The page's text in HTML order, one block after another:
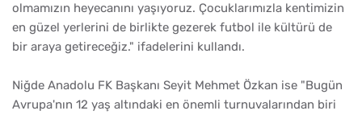
olmamızın heyecanını yaşıyoruz. Çocuklarımızla kentimizin
en güzel yerlerini de birlikte gezerek futbol ile kültürü de
bir araya getireceğiz." ifadelerini kullandı.
Niğde Anadolu FK Başkanı Seyit Mehmet Özkan ise "Bugün
Avrupa'nın 12 yaş altındaki en önemli turnuvalarından biri